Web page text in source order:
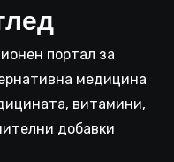
портал за
медицина
витамини,
добавки